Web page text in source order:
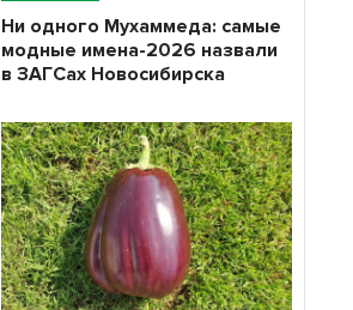
Ни одного Мухаммеда: самые
модные имена-2026 назвали
в ЗАГСах Новосибирска